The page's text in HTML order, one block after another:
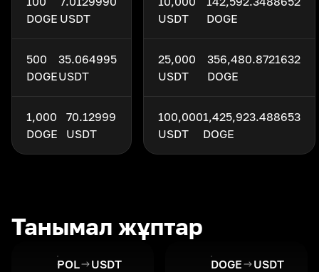
DOGE USDT
500
DOGE
35.064995
USDT
1,000
DOGE
70.12999
USDT
USDT
DOGE
25,000
USDT
356,480.8721632
DOGE
100,000
USDT
1,425,923.488653
DOGE
Танымал жұптар
POL
USDT
DOGE
USDT